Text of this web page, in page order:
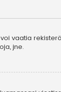
vaatia
jne.